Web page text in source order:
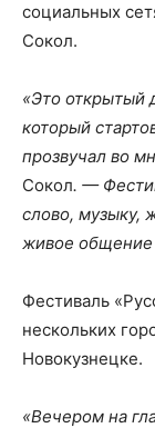
социальных
Сокол.
«Это открытый
который
прозвучал во
Сокол. —
слово, музыку,
живое общение
Фестиваль
нескольких
Новокузнецке.
«Вечером на